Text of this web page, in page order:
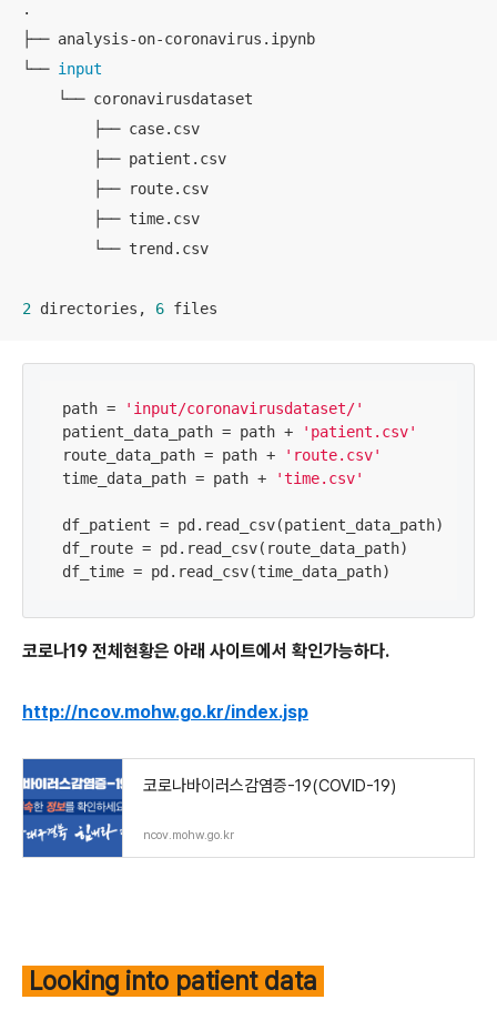
.
├── analysis-on-coronavirus.ipynb
└── input
    └── coronavirusdataset
        ├── case.csv
        ├── patient.csv
        ├── route.csv
        ├── time.csv
        └── trend.csv
2 directories, 6 files
path =
'input/coronavirusdataset/'
patient_data_path = path +
'patient.csv'
route_data_path = path +
'route.csv'
time_data_path = path +
'time.csv'
df_patient = pd.read_csv(patient_data_path)
df_route = pd.read_csv(route_data_path)
df_time = pd.read_csv(time_data_path)
코로나19 전체현황은 아래 사이트에서 확인가능하다.
http://ncov.mohw.go.kr/index.jsp
코로나바이러스감염증-19(COVID-19)
ncov.mohw.go.kr
Looking into patient data